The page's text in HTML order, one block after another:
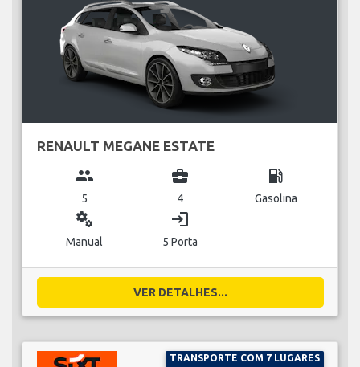
RENAULT MEGANE ESTATE
group
5
business_center
4
local_gas_station
Gasolina
miscellaneous_services
Manual
login
5 Porta
VER DETALHES...
TRANSPORTE COM 7 LUGARES